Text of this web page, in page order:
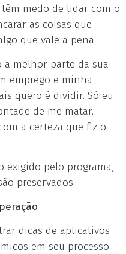
medo de lidar com o
as coisas que
que vale a pena.
a melhor parte da sua
emprego e minha
quero é dividir. Só eu
de me matar.
a certeza que fiz o
exigido pelo programa,
preservados.
dicas de aplicativos
em seu processo